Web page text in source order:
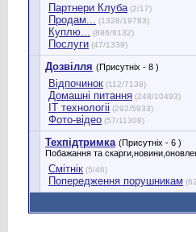
Партнери Клуба (2/17)
Продам... (1328/19783)
Куплю... (886/9132)
Послуги (47/1339)
Дозвілля (Присутніх - 8 )
Відпочинок (112/7138)
Домашні питання (248/10493)
IT технологіі (292/5933)
Фото-відео (57/11308)
Техпідтримка (Присутніх - 6 )
Побажання та
Смітнік (5/46)
Попередження порушникам